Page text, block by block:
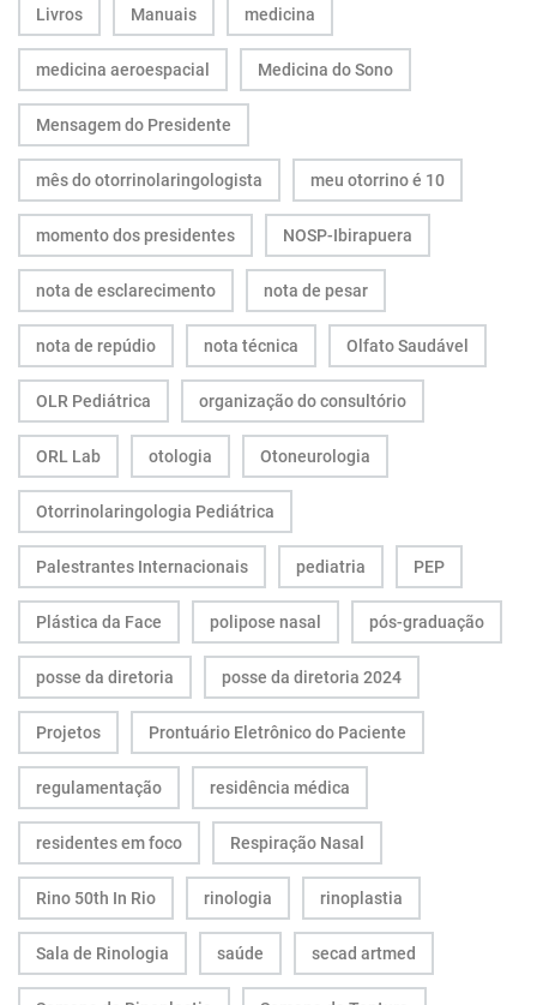
Livros Manuais medicina
medicina aeroespacial Medicina do Sono
Mensagem do Presidente
mês do otorrinolaringologista meu otorrino é 10
momento dos presidentes NOSP-Ibirapuera
nota de esclarecimento nota de pesar
nota de repúdio nota técnica Olfato Saudável
OLR Pediátrica organização do consultório
ORL Lab otologia Otoneurologia
Otorrinolaringologia Pediátrica
Palestrantes Internacionais pediatria PEP
Plástica da Face polipose nasal pós-graduação
posse da diretoria posse da diretoria 2024
Projetos Prontuário Eletrônico do Paciente
regulamentação residência médica
residentes em foco Respiração Nasal
Rino 50th In Rio rinologia rinoplastia
Sala de Rinologia saúde secad artmed